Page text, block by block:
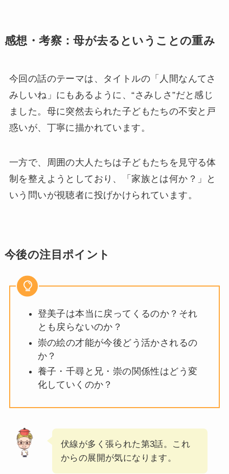
感想・考察：母が去るということの重み
今回の話のテーマは、タイトルの「人間なんてさ
みしいね」にもあるように、“さみしさ”だと感じ
ました。母に突然去られた子どもたちの不安と戸
惑いが、丁寧に描かれています。
一方で、周囲の大人たちは子どもたちを見守る体
制を整えようとしており、「家族とは何か？」と
いう問いが視聴者に投げかけられています。
今後の注目ポイント
登美子は本当に戻ってくるのか？それ
とも戻らないのか？
崇の絵の才能が今後どう活かされるの
か？
養子・千尋と兄・崇の関係性はどう変
化していくのか？
伏線が多く張られた第3話。これ
からの展開が気になります。